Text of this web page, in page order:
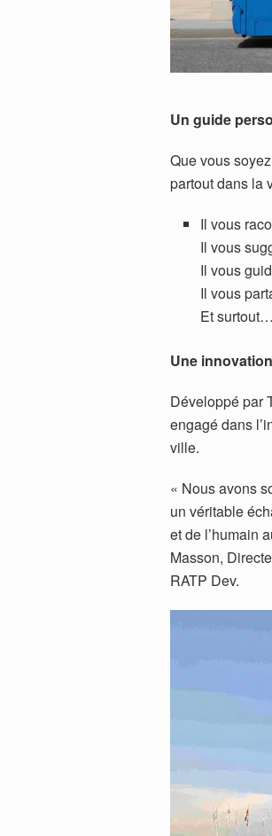
Un guide
Que vous
partout dans la
Il vous
Il vous
Il vous
Il vous
Et
Une
Développé par
engagé dans
ville.
« Nous avons
un véritable
et de l’humain
Masson,
RATP Dev.